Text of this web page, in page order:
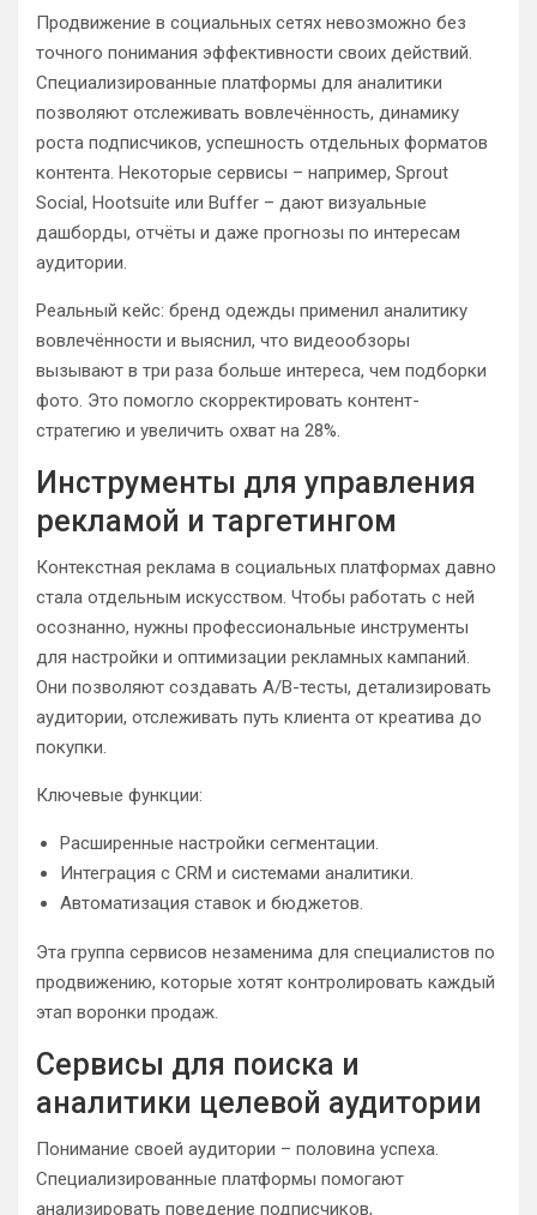
Продвижение в социальных сетях невозможно без
точного понимания эффективности своих действий.
Специализированные платформы для аналитики
позволяют отслеживать вовлечённость, динамику
роста подписчиков, успешность отдельных форматов
контента. Некоторые сервисы – например, Sprout
Social, Hootsuite или Buffer – дают визуальные
дашборды, отчёты и даже прогнозы по интересам
аудитории.
Реальный кейс: бренд одежды применил аналитику
вовлечённости и выяснил, что видеообзоры
вызывают в три раза больше интереса, чем подборки
фото. Это помогло скорректировать контент-
стратегию и увеличить охват на 28%.
Инструменты для управления
рекламой и таргетингом
Контекстная реклама в социальных платформах давно
стала отдельным искусством. Чтобы работать с ней
осознанно, нужны профессиональные инструменты
для настройки и оптимизации рекламных кампаний.
Они позволяют создавать A/B-тесты, детализировать
аудитории, отслеживать путь клиента от креатива до
покупки.
Ключевые функции:
Расширенные настройки сегментации.
Интеграция с CRM и системами аналитики.
Автоматизация ставок и бюджетов.
Эта группа сервисов незаменима для специалистов по
продвижению, которые хотят контролировать каждый
этап воронки продаж.
Сервисы для поиска и
аналитики целевой аудитории
Понимание своей аудитории – половина успеха.
Специализированные платформы помогают
анализировать поведение подписчиков,